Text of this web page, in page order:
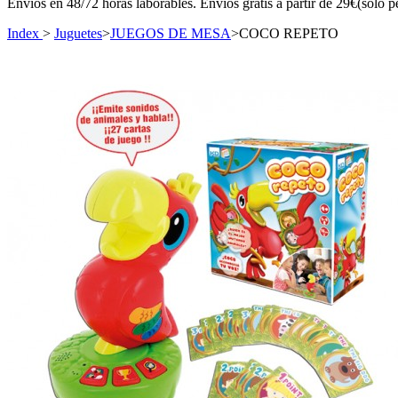
Envíos en 48/72 horas laborables. Envíos gratis a partir de 29€(sólo
Index > Juguetes>JUEGOS DE MESA>COCO REPETO